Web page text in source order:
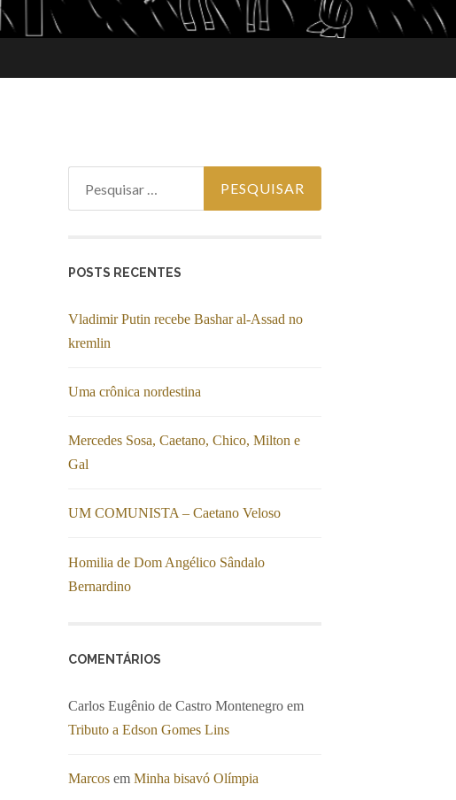
POSTS RECENTES
Vladimir Putin recebe Bashar al-Assad no
kremlin
Uma crônica nordestina
Mercedes Sosa, Caetano, Chico, Milton e
Gal
UM COMUNISTA – Caetano Veloso
Homilia de Dom Angélico Sândalo
Bernardino
COMENTÁRIOS
Carlos Eugênio de Castro Montenegro em
Tributo a Edson Gomes Lins
Marcos em Minha bisavó Olímpia